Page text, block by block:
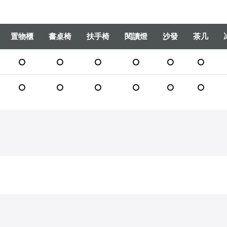
置物櫃 書桌椅 扶手椅 閱讀燈 沙發 茶几